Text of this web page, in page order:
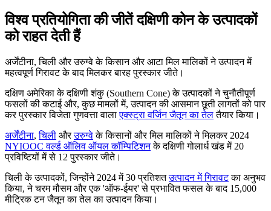
विश्व प्रतियोगिता की जीतें दक्षिणी कोन के उत्पादकों
को राहत देती हैं
अर्जेंटीना, चिली और उरुग्वे के किसान और आटा मिल मालिकों ने उत्पादन में
महत्वपूर्ण गिरावट के बाद मिलकर बारह पुरस्कार जीते।
दक्षिण अमेरिका के दक्षिणी शंकु (Southern Cone) के उत्पादकों ने चुनौतीपूर्ण
फसलों की कटाई और, कुछ मामलों में, उत्पादन की आसमान छूती लागतों को पार
कर पुरस्कार विजेता गुणवत्ता वालाएक्स्ट्रा वर्जिन जैतून का तेलतैयार किया।
अर्जेंटीना,चिली औरउरुग्वेके किसानों और मिल मालिकों ने मिलकर 2024
NYIOOC वर्ल्ड ऑलिव ऑयल कॉम्पिटिशनकेदक्षिणी गोलार्ध खंड में 20
प्रविष्टियों में से 12 पुरस्कार जीते।
चिली के उत्पादकों, जिन्होंने 2024 में 30 प्रतिशतउत्पादन में गिरावटका अनुभव
किया, ने चरम मौसम और एक'ऑफ-ईयर' से प्रभावित फसल के बाद 15,000
मीट्रिक टन जैतून का तेल का उत्पादन किया।